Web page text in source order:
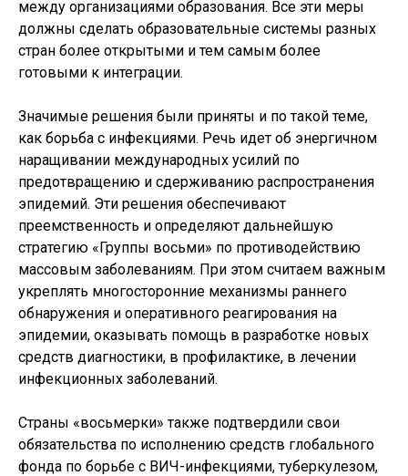
между организациями образования. Все эти меры
должны сделать образовательные системы разных
стран более открытыми и тем самым более
готовыми к интеграции.
Значимые решения были приняты и по такой теме,
как борьба с инфекциями. Речь идет об энергичном
наращивании международных усилий по
предотвращению и сдерживанию распространения
эпидемий. Эти решения обеспечивают
преемственность и определяют дальнейшую
стратегию «Группы восьми» по противодействию
массовым заболеваниям. При этом считаем важным
укреплять многосторонние механизмы раннего
обнаружения и оперативного реагирования на
эпидемии, оказывать помощь в разработке новых
средств диагностики, в профилактике, в лечении
инфекционных заболеваний.
Страны «восьмерки» также подтвердили свои
обязательства по исполнению средств глобального
фонда по борьбе с ВИЧ-инфекциями, туберкулезом,